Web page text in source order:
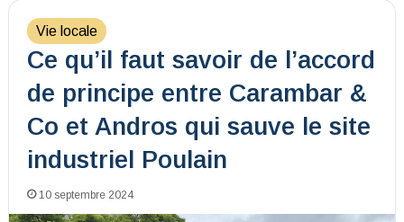
Vie locale
Ce qu’il faut savoir de l’accord
de principe entre Carambar &
Co et Andros qui sauve le site
industriel Poulain
10 septembre 2024